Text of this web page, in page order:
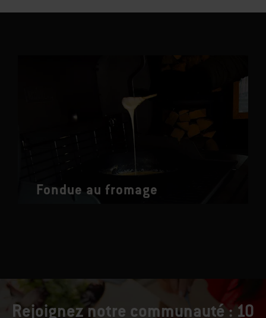
Fondue au fromage
Rejoignez notre communauté : 10